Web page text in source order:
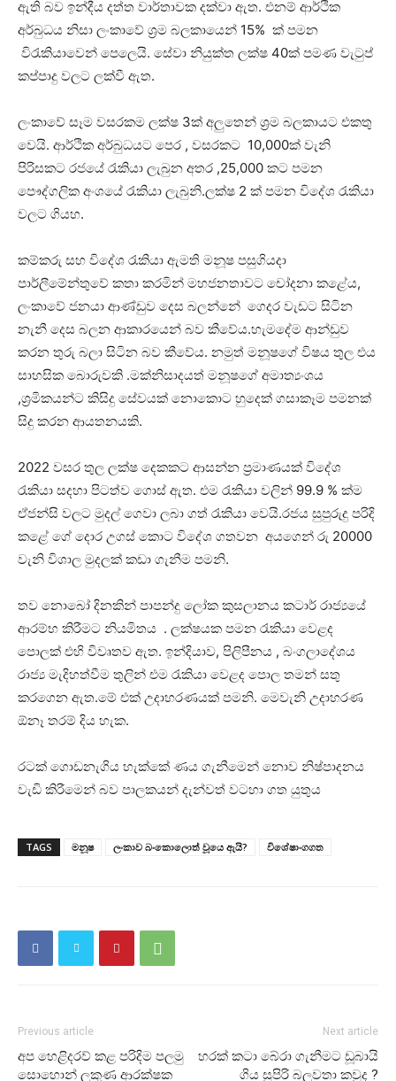
ඇති බව ඉන්දීය දත්ත වාර්තාවක දක්වා ඇත. එනම් ආර්ථික
අර්බුධය නිසා ලංකාවේ ශ්‍රම බලකායෙන් 15% ක් පමන
වි‍රැකියාවෙන් පෙලෙයි. සේවා නියුක්ත ලක්ෂ 40ක් පමණ වැ‍ටුප්
කප්පාදු වලට ලක්වී ඇත.
ලංකාවේ සෑම වසරකම ලක්ෂ 3ක් අලුතෙන් ශ්‍රම බලකායට එකතු
වෙයි. ආර්ථික අර්බුධයට පෙර , වසරකට 10,000ක් වැනි
පිරිසකට රජයේ ‍රැකියා ලැබුන අතර ,25,000 කට පමන
පෞද්ගලික අංශයේ ‍රැකියා ලැබුනි.ලක්ෂ 2 ක් පමන විදේශ ‍රැකියා
වලට ගියහ.
කම්කරු සහ විදේශ ‍රැකියා ඇමති මනූෂ පසුගියදා
පාර්ලීමේන්තුවේ කතා කරමින් මහජනතාවට චෝදනා කළේය,
ලංකාවේ ජනයා ආණ්ඩුව දෙස බලන්නේ ගෙදර වැඩට සිටින
නැනී දෙස බලන ආකාරයෙන් බව කීවේය.හැමදේම ආන්ඩුව
කරන තුරු බලා සිටින බව කීවේය. නමුත් මනූෂගේ විෂය තුල එය
සාහසික බොරුවකි .මක්නිසාදයත් මනූෂගේ අමාත්‍යංශය
,ශ්‍රමිකයන්ට කිසිදු සේවයක් නොකොට හුදෙක් ගසාකෑම පමනක්
සිදු කරන ආයතනයකි.
2022 වසර තුල ලක්ෂ දෙකකට ආසන්න ප්‍රමාණයක් විදේශ
‍රැකියා සදහා පිටත්ව ගොස් ඇත. එම ‍රැකියා වලින් 99.9 % ක්ම
ඒජන්සි වලට මුදල් ගෙවා ලබා ගත් ‍රැකියා වෙයි.රජය සුපුරුදු පරිදි
කළේ ගේ දොර උගස් කොට විදේශ ගතවන අයගෙන් රු 20000
වැනි විශාල මුදලක් කඩා ගැනීම පමනි.
තව නොබෝ දිනකින් පාපන්දු ලෝක කුසලානය කටාර් රාජ්‍යයේ
ආරම්භ කිරීමට නියමිතය . ලක්ෂයක පමන ‍රැකියා වෙළද
පොලක් එහි විවෘතව ඇත. ඉන්දියාව, පිලිපීනය , බංගලාදේශය
රාජ්‍ය මැදිහත්වීම තුලින් එම ‍රැකියා වෙළද පොල තමන් සතු
කරගෙන ඇත.මේ එක් උදාහරණයක් පමනි. මෙවැනි උදාහරණ
ඕනෑ තරම් දිය හැක.
රටක් ගොඩනැගිය හැක්කේ ණය ගැනීමෙන් නොව නිෂ්පාදනය
වැඩි කිරීමෙන් බව පාලකයන් දැන්වත් වටහා ගත යුතුය
TAGS මනූෂ ලංකාව බංකොලොත් වූයෙ ඇයි? විශේෂාංගගත
Previous article
අප හෙළිදරව් කළ පරිදිම පලමු
සොහොන් ලකුණ ආරක්ෂක
Next article
හරක් කටා බේරා ගැනීමට ඩූබායි
ගිය සුපිරි බලවතා කවුද ?